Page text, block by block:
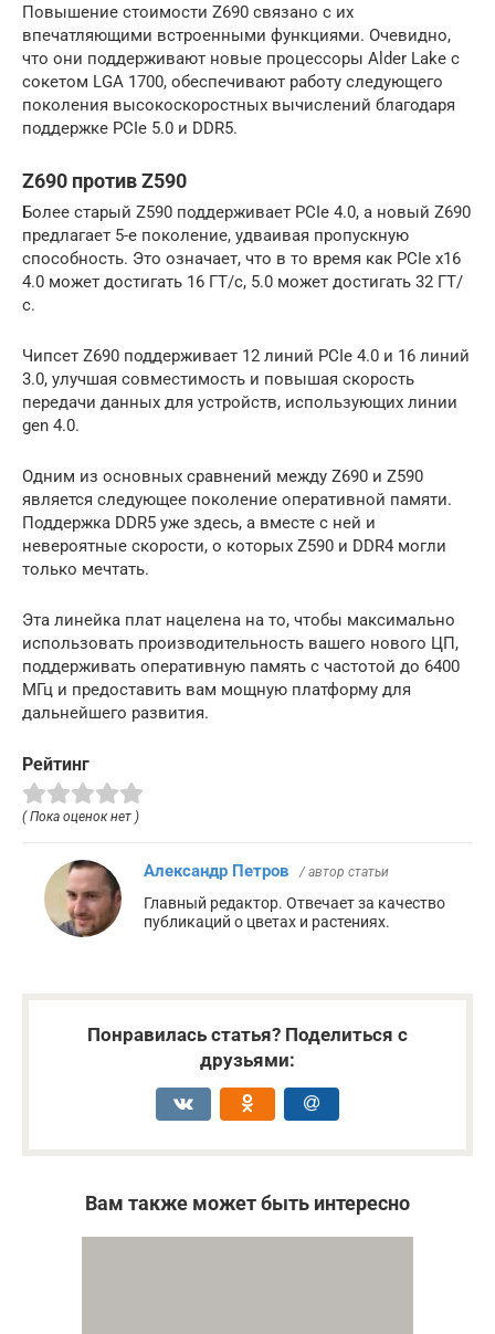
Повышение стоимости Z690 связано с их
впечатляющими встроенными функциями. Очевидно,
что они поддерживают новые процессоры Alder Lake с
сокетом LGA 1700, обеспечивают работу следующего
поколения высокоскоростных вычислений благодаря
поддержке PCIe 5.0 и DDR5.
Z690 против Z590
Более старый Z590 поддерживает PCIe 4.0, а новый Z690
предлагает 5-е поколение, удваивая пропускную
способность. Это означает, что в то время как PCIe x16
4.0 может достигать 16 ГТ/с, 5.0 может достигать 32 ГТ/
с.
Чипсет Z690 поддерживает 12 линий PCIe 4.0 и 16 линий
3.0, улучшая совместимость и повышая скорость
передачи данных для устройств, использующих линии
gen 4.0.
Одним из основных сравнений между Z690 и Z590
является следующее поколение оперативной памяти.
Поддержка DDR5 уже здесь, а вместе с ней и
невероятные скорости, о которых Z590 и DDR4 могли
только мечтать.
Эта линейка плат нацелена на то, чтобы максимально
использовать производительность вашего нового ЦП,
поддерживать оперативную память с частотой до 6400
МГц и предоставить вам мощную платформу для
дальнейшего развития.
Рейтинг
( Пока оценок нет )
Александр Петров / автор статьи
Главный редактор. Отвечает за качество
публикаций о цветах и растениях.
Понравилась статья? Поделиться с
друзьями:
Вам также может быть интересно